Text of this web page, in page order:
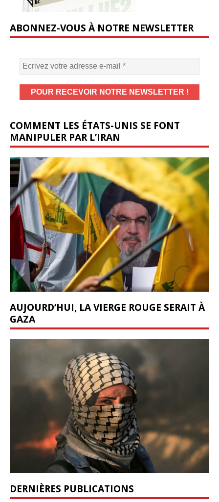
ABONNEZ-VOUS À NOTRE NEWSLETTER
COMMENT LES ÉTATS-UNIS SE FONT
MANIPULER PAR L’IRAN
AUJOURD’HUI, LA VIERGE ROUGE SERAIT À
GAZA
DERNIÈRES PUBLICATIONS